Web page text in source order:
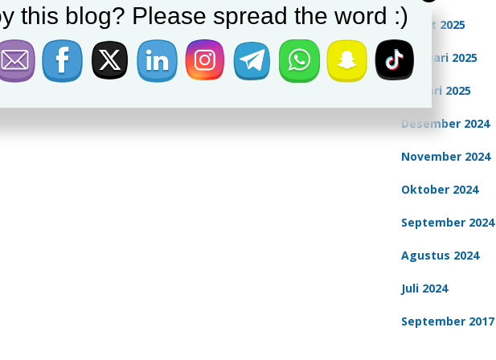
Maret 2025
Februari 2025
Januari 2025
Desember 2024
November 2024
Oktober 2024
September 2024
Agustus 2024
Juli 2024
September 2017
this blog? Please spread the word :)